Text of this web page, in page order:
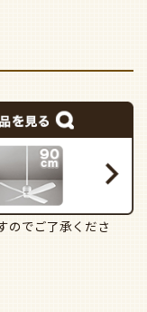
のでご了承くださ